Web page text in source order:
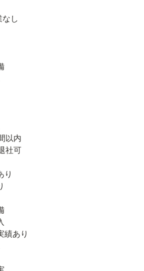
なし
以内
社可
り
績あり